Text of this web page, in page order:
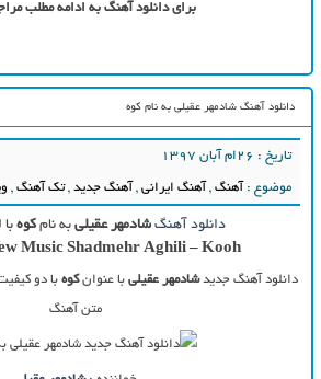
برای دانلود آهنگ به ادامه مطلب
دانلود آهنگ شادمهر عقیلی به نام کوه
تاریخ : ۲۶ام آبان ۱۳۹۷
موضوع : آهنگ, آهنگ ایرانی, آهنگ جدید,تک آهنگ,
دانلود آهنگ شادمهر عقیلی به نام کوه
Music Shadmehr Aghili – Kooh
دانلود آهنگ جدیدشادمهر عقیلی با عنوانکوه
متن آهنگ